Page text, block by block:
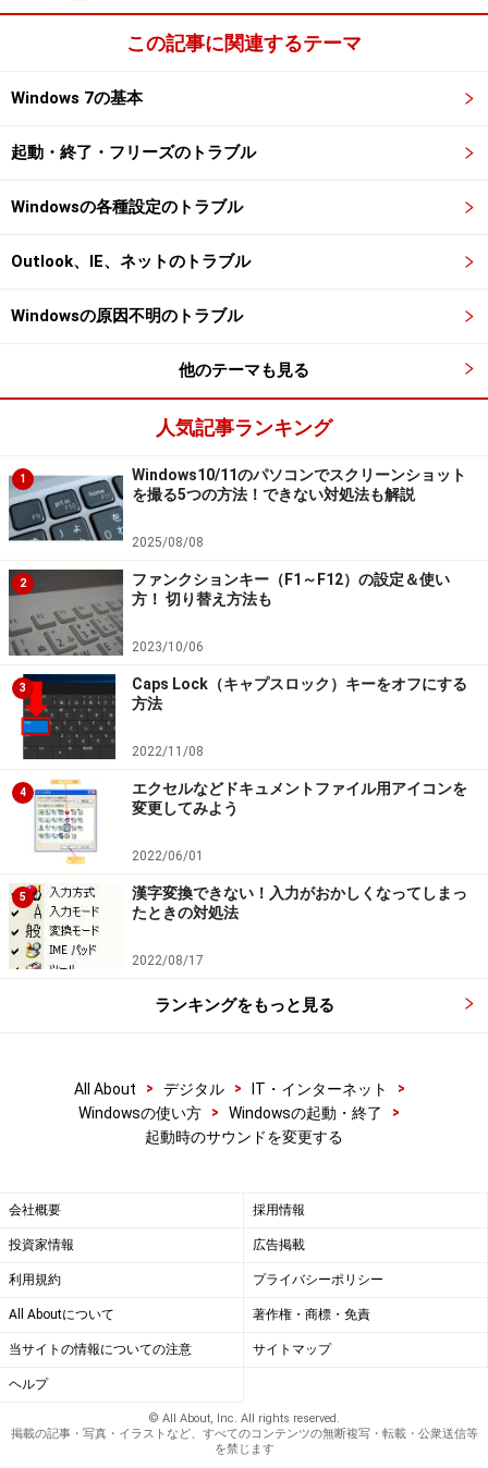
親しみやすいユーザー画像にする
ディスクドライブを最適化する
(酒井雄二郎)
い。
※OSやアプリ、ソフトのバージョンによっては画面表示、操作方
法が異なる可能性があります。
【編集部おすすめの購入サイト】
Amazonで Windows 関連の商品をチェック！
楽天市場で Windows 関連の商品をチェック！
この記事に関連するテーマ
Windows 7の基本
起動・終了・フリーズのトラブル
Windowsの各種設定のトラブル
Outlook、IE、ネットのトラブル
Windowsの原因不明のトラブル
他のテーマも見る
人気記事ランキング
1
Windows10/11のパソコンでスクリーンショット
を撮る5つの方法！できない対処法も解説
2025/08/08
2
ファンクションキー（F1～F12）の設定＆使い
方！ 切り替え方法も
2023/10/06
3
Caps Lock（キャプスロック）キーをオフにする
方法
2022/11/08
4
エクセルなどドキュメントファイル用アイコンを
変更してみよう
2022/06/01
5
漢字変換できない！入力がおかしくなってしまっ
たときの対処法
2022/08/17
ランキングをもっと見る
All About > デジタル > IT・インターネット
>
Windowsの使い方
> Windowsの起動・終了
>
起動時のサウンドを変更する
会社概要 採用情報
投資家情報 広告掲載
利用規約 プライバシーポリシー
All Aboutについて 著作権・商標・免責
当サイトの情報についての注意 サイトマップ
ヘルプ
© All About, Inc. All rights reserved.
掲載の記事・写真・イラストなど、すべてのコンテンツの無断複写・転載・公衆送信等
を禁じます